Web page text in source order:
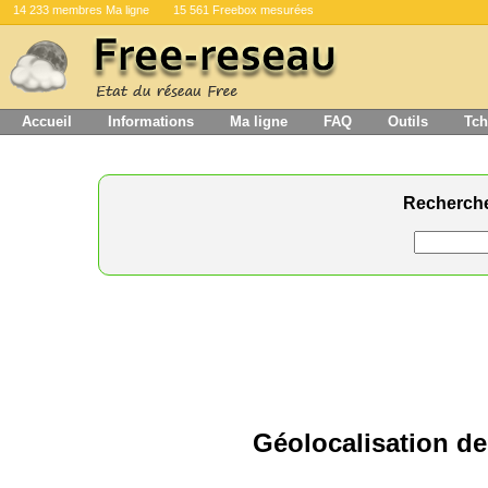
14 233 membres Ma ligne 15 561 Freebox mesurées
Accueil Informations Ma ligne FAQ Outils
Géolocalisation